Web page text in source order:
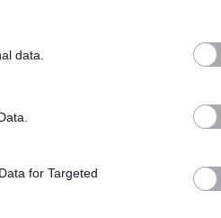
data.
for Targeted